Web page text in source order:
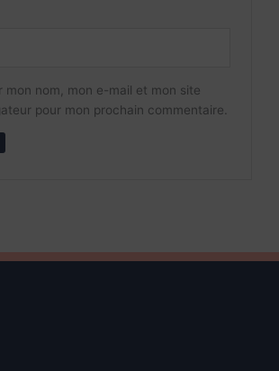
mon nom, mon e-mail et mon site
pour mon prochain commentaire.